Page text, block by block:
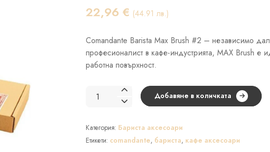
22,96 € (44.91 лв.)
Comandante Barista Max Brush #2 – независимо
професионалист в кафе-индустрията, MAX Brush е
работна повърхност.
количество
бариста
четка
Добавяне в количката
Категория: Бариста аксесоари
Етикети: comandante, бариста, кафе аксесоари